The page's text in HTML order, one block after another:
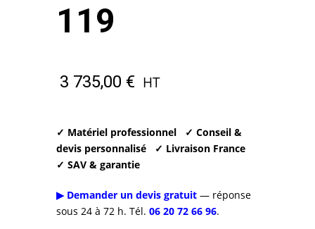
119
3 735,00 € HT
✓ Matériel professionnel
✓ Conseil &
devis personnalisé
✓ Livraison France
✓ SAV & garantie
▶ Demander un devis gratuit — réponse
sous 24 à 72 h. Tél. 06 20 72 66 96.